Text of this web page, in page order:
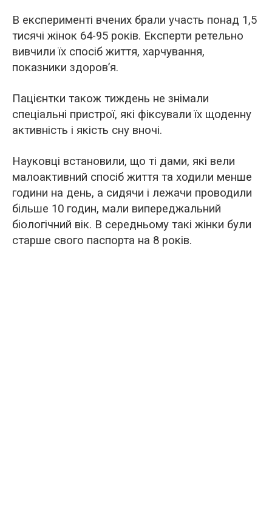
В експерименті вчених брали участь понад 1,5
тисячі жінок 64-95 років. Експерти ретельно
вивчили їх спосіб життя, харчування,
показники здоров’я.
Пацієнтки також тиждень не знімали
спеціальні пристрої, які фіксували їх щоденну
активність і якість сну вночі.
Науковці встановили, що ті дами, які вели
малоактивний спосіб життя та ходили менше
години на день, а сидячи і лежачи проводили
більше 10 годин, мали випереджальний
біологічний вік. В середньому такі жінки були
старше свого паспорта на 8 років.